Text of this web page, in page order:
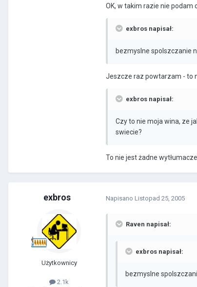
OK, w takim razie nie podam
exbros napisał:
bezmyslne spolszczanie
Jeszcze raz powtarzam - to
exbros napisał:
Czy to nie moja wina, ze
swiecie?
To nie jest żadne
exbros
Użytkownicy
2.1k
Napisano Listopad 25, 2005
Raven napisał:
exbros napisał:
bezmyslne